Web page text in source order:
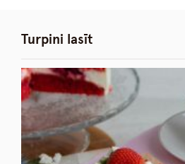
Turpini lasīt